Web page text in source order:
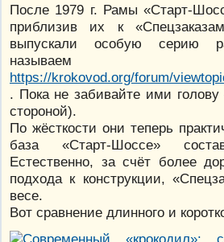
После 1979 г. Рамы «Старт-
приблизив их к
выпускали особую серию
называем
https://krokovod.org/forum/
. Пока не забивайте ими
стороной).
По жёсткости они теперь
база «Старт-Шоссе»
Естественно, за счёт более
подхода к конструкции,
весе.
Вот сравнение длинного и